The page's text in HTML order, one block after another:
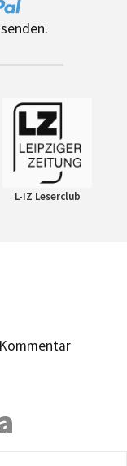
L-IZ Leserclub